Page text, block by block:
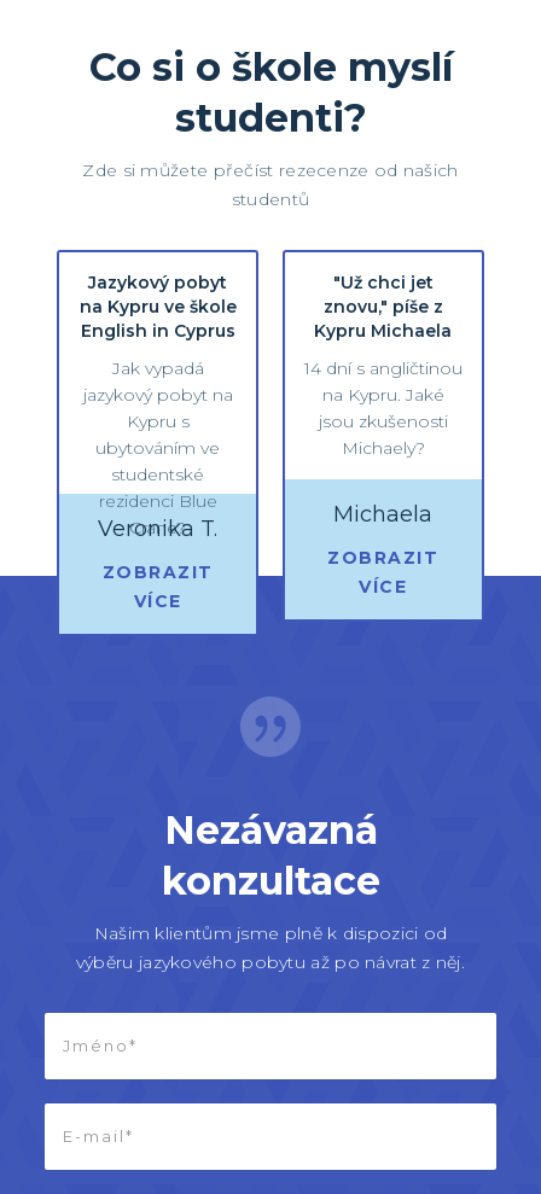
Co si o škole myslí
studenti?
Zde si můžete přečíst rezecenze od našich
studentů
Jazykový pobyt
na Kypru ve škole
English in Cyprus
Jak vypadá
jazykový pobyt na
Kypru s
ubytováním ve
studentské
rezidenci Blue
Crane?
Veronika T.
ZOBRAZIT
VÍCE
"Už chci jet
znovu," píše z
Kypru Michaela
14 dní s angličtinou
na Kypru. Jaké
jsou zkušenosti
Michaely?
Michaela
ZOBRAZIT
VÍCE
Nezávazná
konzultace
Našim klientům jsme plně k dispozici od
výběru jazykového pobytu až po návrat z něj.